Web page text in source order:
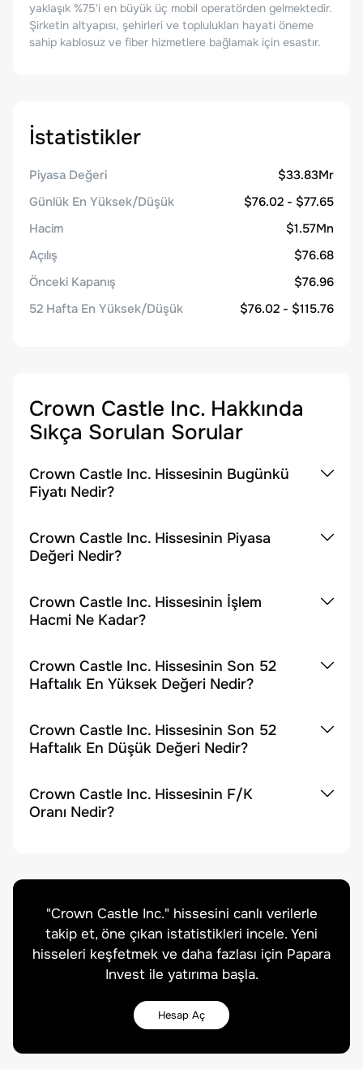
yaklaşık %75'i en büyük üç mobil operatörden gelmektedir.
Şirketin altyapısı, şehirleri ve toplulukları hayati öneme
sahip kablosuz ve fiber hizmetlere bağlamak için esastır.
İstatistikler
Piyasa Değeri
$33.83Mr
Günlük En Yüksek/Düşük
$76.02 - $77.65
Hacim
$1.57Mn
Açılış
$76.68
Önceki Kapanış
$76.96
52 Hafta En Yüksek/Düşük
$76.02 - $115.76
Crown Castle Inc. Hakkında
Sıkça Sorulan Sorular
Crown Castle Inc. Hissesinin Bugünkü
Fiyatı Nedir?
Crown Castle Inc. Hissesinin Piyasa
Değeri Nedir?
Crown Castle Inc. Hissesinin İşlem
Hacmi Ne Kadar?
Crown Castle Inc. Hissesinin Son 52
Haftalık En Yüksek Değeri Nedir?
Crown Castle Inc. Hissesinin Son 52
Haftalık En Düşük Değeri Nedir?
Crown Castle Inc. Hissesinin F/K
Oranı Nedir?
"Crown Castle Inc." hissesini canlı verilerle
takip et, öne çıkan istatistikleri incele. Yeni
hisseleri keşfetmek ve daha fazlası için Papara
Invest ile yatırıma başla.
Hesap Aç